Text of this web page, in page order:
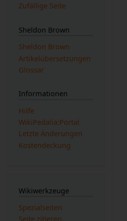
Zufällige Seite
Sheldon Brown
Sheldon Brown
Artikelübersetzungen
Glossar
Informationen
Hilfe
WikiPedalia:Portal
Letzte Änderungen
Kostendeckung
Wikiwerkzeuge
Spezialseiten
Seite zitieren